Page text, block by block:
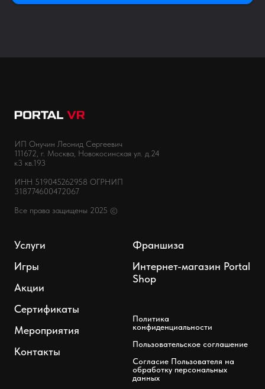
ИП Онучин Леонид Сергеевич
111672, г. Москва, Новокосинская ул. д.24
к3 кв.193
ИНН 519045262958 ОГРНИП
318774600472067
Все права защищены 2025 ©
Услуги
Игры
Акции
Сертификаты
Мероприятия
Контакты
Франшиза
Интернет-магазин Portal
Shop
Политика
конфиденциальности
Пользовательское соглашение
Согласие Пользователя на
обработку персональных
данных